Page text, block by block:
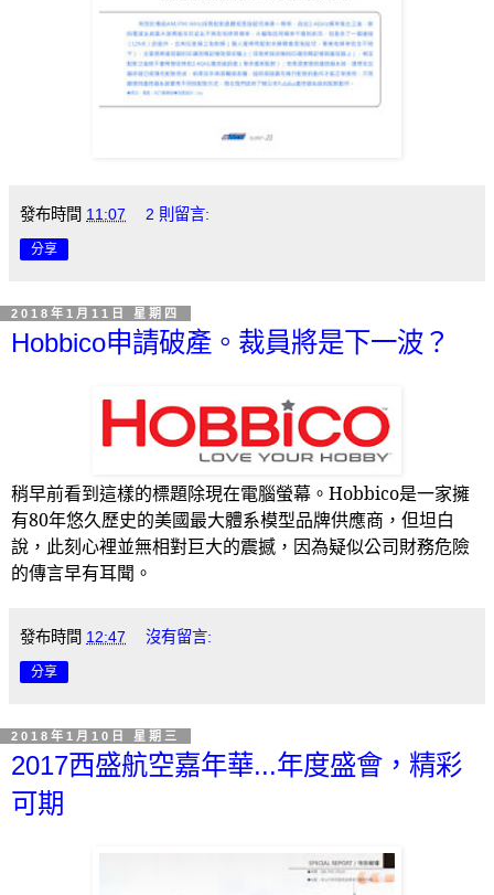
發布時間 11:07 2 則留言:
分享
2018年1月11日 星期四
Hobbico申請破產。裁員將是下一波？
稍早前看到這樣的標題除現在電腦螢幕。 Hobbico是一家擁
有80年悠久歷史的美國最大體系模型品牌供應商，但坦白
說，此刻心裡並無相對巨大的震撼，因為疑似公司財務危險
的傳言早有耳聞。
發布時間 12:47 沒有留言:
分享
2018年1月10日 星期三
2017西盛航空嘉年華...年度盛會，精彩
可期